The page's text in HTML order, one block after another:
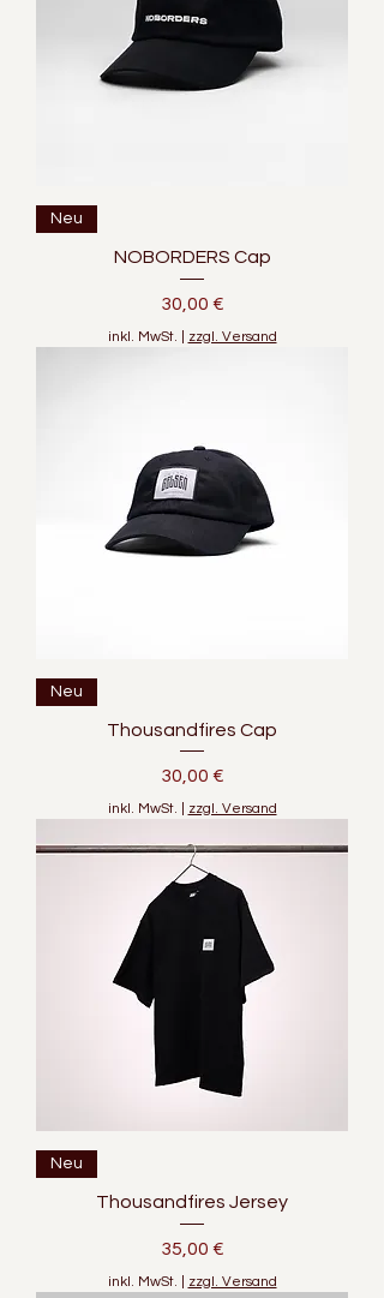
Neu
NOBORDERS Cap
Preis
30,00 €
inkl. MwSt. zzgl. Versand
Neu
Thousandfires Cap
Preis
30,00 €
inkl. MwSt. zzgl. Versand
Neu
Thousandfires Jersey
Preis
35,00 €
inkl. MwSt. zzgl. Versand